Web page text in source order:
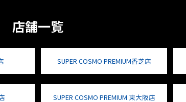
店舗一覧
SUPER COSMO PREMIUM香芝店
SUPER COSMO PREMIUM 東大阪店